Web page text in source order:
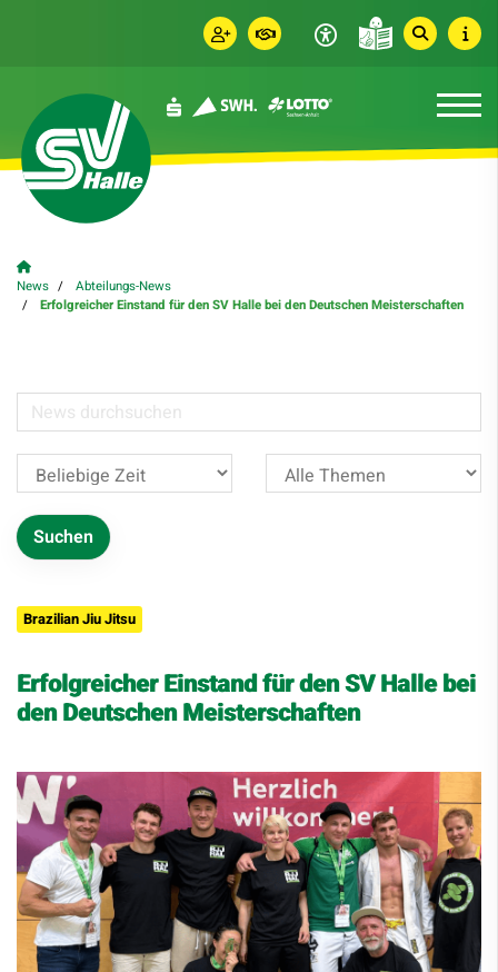
News
Abteilungs-News
Erfolgreicher Einstand für den SV Halle bei den Deutschen Meisterschaften
Brazilian Jiu Jitsu
Erfolgreicher Einstand für den SV Halle bei
den Deutschen Meisterschaften